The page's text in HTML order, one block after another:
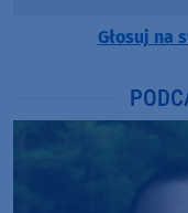
Głosuj na